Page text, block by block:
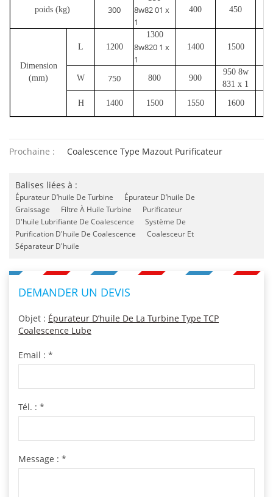
poids (kg) 300
8w82 01 x
1
400 450
Dimension
(mm)
L 1200
1300
8w820 1 x
1
1400 1500
W 750 800 900
950 8w
831 x 1
H 1400 1500 1550 1600
Prochaine : Coalescence Type Mazout Purificateur
Balises liées à :
Épurateur D’huile De Turbine
Épurateur D’huile De
Graissage
Filtre À Huile Turbine
Purificateur
D'huile Lubrifiante De Coalescence
Système De
Purification D'huile De Coalescence
Coalesceur Et
Séparateur D'huile
DEMANDER UN DEVIS
Objet : Épurateur D’huile De La Turbine Type TCP
Coalescence Lube
Email : *
Tél. : *
Message : *